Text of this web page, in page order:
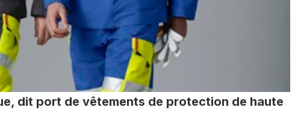
dit port de vêtements de protection de haute